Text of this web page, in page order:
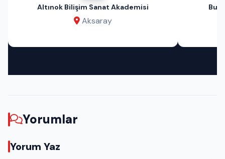
Altınok Bilişim Sanat Akademisi
Aksaray
Bu
Yorumlar
Yorum Yaz